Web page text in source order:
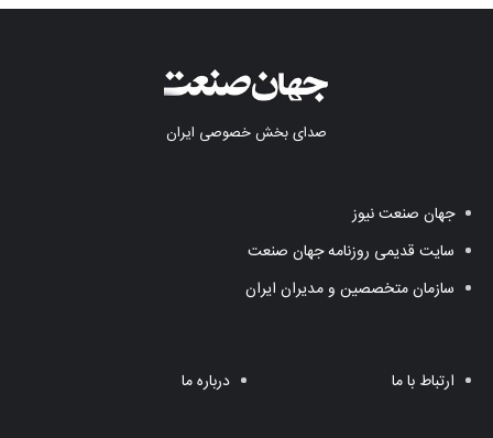
صدای بخش خصوصی ایران
جهان صنعت نیوز
سایت قدیمی روزنامه جهان صنعت
سازمان متخصصین و مدیران ایران
ارتباط با ما درباره ما